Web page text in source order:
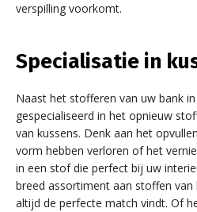
verspilling voorkomt.
Specialisatie in
Naast het stofferen van uw bank
gespecialiseerd in het opnieuw
van kussens. Denk aan het
vorm hebben verloren of het
in een stof die perfect bij uw
breed assortiment aan stoffen
altijd de perfecte match vindt. Of